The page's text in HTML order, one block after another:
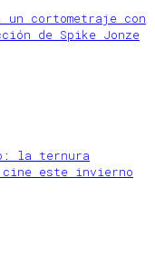
cortometraje con
de Spike Jonze
la ternura
este invierno